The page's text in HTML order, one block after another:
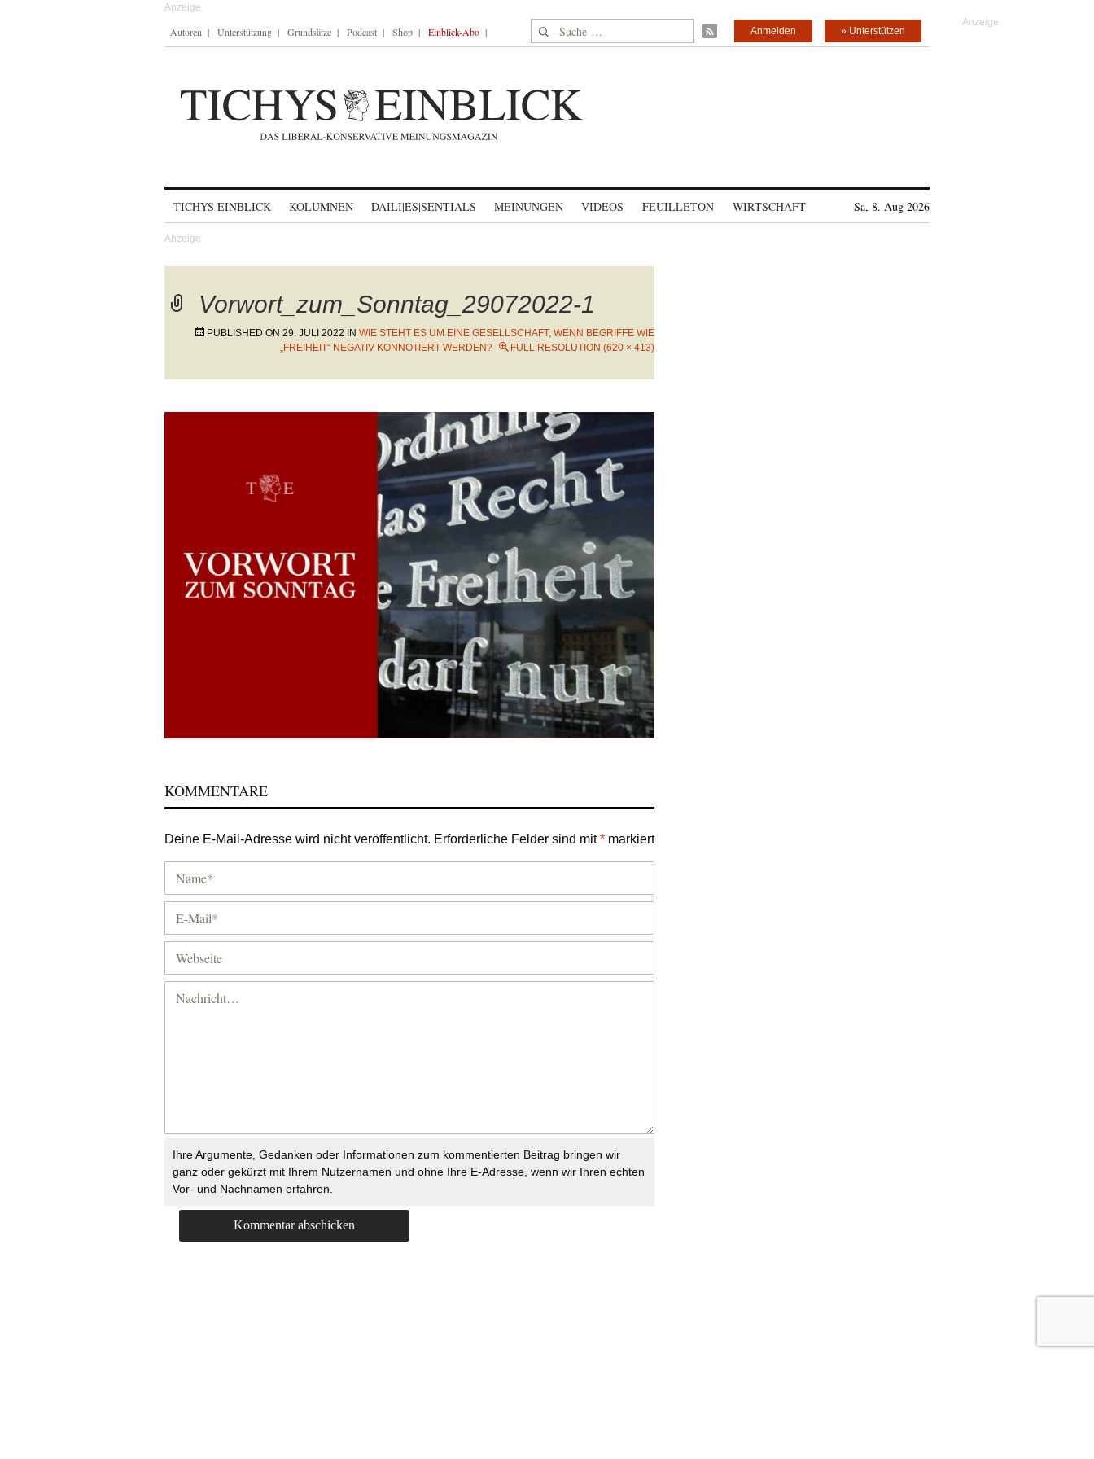
Autoren Unterstützung Grundsätze Podcast Shop Einblick-Abo Suche nach: » Unterstützen
Anmelden
TICHYS EINBLICK KOLUMNEN DAILI|ES|SENTIALS MEINUNGEN VIDEOS FEUILLETON WIRTSCHAFT Sa, 8. Aug 2026
Vorwort_zum_Sonntag_29072022-1
PUBLISHED ON 29. JULI 2022 IN WIE STEHT ES UM EINE GESELLSCHAFT, WENN BEGRIFFE WIE
„FREIHEIT“ NEGATIV KONNOTIERT WERDEN?
FULL RESOLUTION (620 × 413)
KOMMENTARE
Deine E-Mail-Adresse wird nicht veröffentlicht. Erforderliche Felder sind mit* markiert
Ihre Argumente, Gedanken oder Informationen zum kommentierten Beitrag bringen wir
ganz oder gekürzt mit Ihrem Nutzernamen und ohne Ihre E-Adresse, wenn wir Ihren echten
Vor- und Nachnamen erfahren.